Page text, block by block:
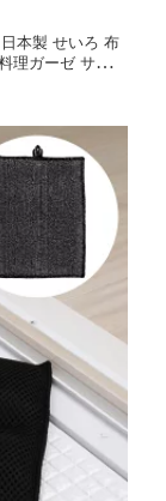
本製 せいろ 布
理ガーゼ サンベ